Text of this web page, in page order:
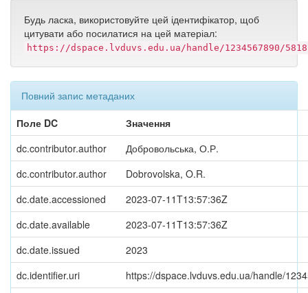
Будь ласка, використовуйте цей ідентифікатор, щоб
цитувати або посилатися на цей матеріал:
https://dspace.lvduvs.edu.ua/handle/1234567890/5818
Повний запис метаданих
Поле DC
Значення
dc.contributor.author
Добровольська, О.Р.
dc.contributor.author
Dobrovolska, O.R.
dc.date.accessioned
2023-07-11T13:57:36Z
dc.date.available
2023-07-11T13:57:36Z
dc.date.issued
2023
dc.identifier.uri
https://dspace.lvduvs.edu.ua/handle/